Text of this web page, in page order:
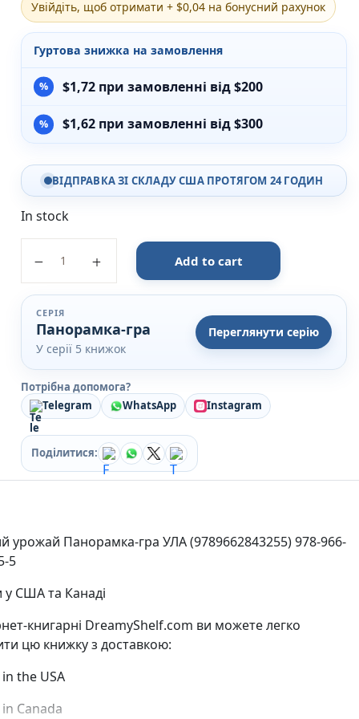
Різдвяно-зимові
На День Валентина
Книги для дорослих
Українська класика
Сучасна українська проза
Проза
Поезія та драматургія
Детективи
Фантастика та фентезі
Бізнес Менеджмент Фінанси
Історія Наука Політологія
Батьківство та виховання
Книги про Україну
Біблії
Духовна література
Кулінарія
Ігри для дорослих
Зарубіжні письменники
Різдвяні / Зимові
Книги для дітей
Картонні книги для найменших
Віммельбухи
Прописи для дітей
Самостійне читання (6+)
Книги для читання 10+
Розмальовки та Аплікації
Енциклопедії
Увійдіть, щоб отримати + $0,04 на бонусний рахунок
Гуртова знижка на замовлення
$1,72при замовленні від $200
$1,62при замовленні від $300
ВІДПРАВКА ЗІ СКЛАДУ США ПРОТЯГОМ 24 ГОДИН
In stock
Щедрий урожай - Панорамка-гра - УЛА quantity
Add to cart
СЕРІЯ
Панорамка-гра
У серії 5 книжок
Переглянути серію
Потрібна допомога?
Telegram
WhatsApp Instagram
Поділитися:
урожай Панорамка-гра УЛА (9789662843255) 978-966-
5
у США та Канаді
книгарні DreamyShelf.com ви можете легко
цю книжку з доставкою:
the USA
Canada